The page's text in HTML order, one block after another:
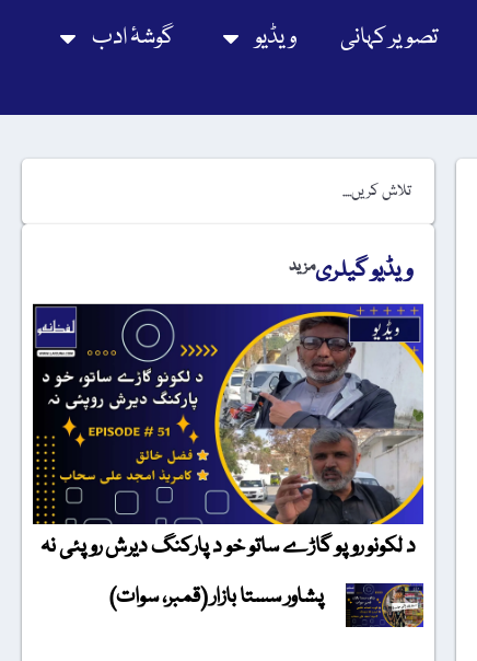
تصویر کہانی ویڈیو گوشۂ ادب
ویڈیو گیلریمزید
د لکونو روپو گاڑے ساتو خو د پارکنگ دیرش روپئی نہ
پشاور سستا بازار (قمبر، سوات)